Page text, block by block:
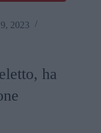
2023
ha